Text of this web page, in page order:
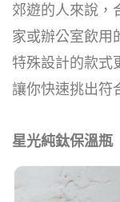
郊遊的人來說，
家或辦公室飲用
特殊設計的款式
讓你快速挑出符
星光純鈦保溫瓶